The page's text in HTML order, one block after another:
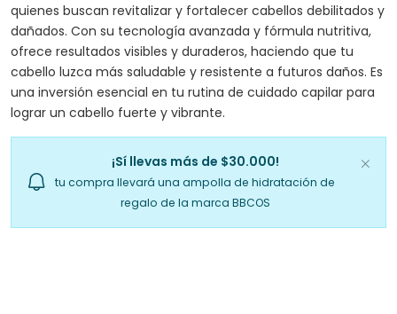
quienes buscan revitalizar y fortalecer cabellos debilitados y
dañados. Con su tecnología avanzada y fórmula nutritiva,
ofrece resultados visibles y duraderos, haciendo que tu
cabello luzca más saludable y resistente a futuros daños. Es
una inversión esencial en tu rutina de cuidado capilar para
lograr un cabello fuerte y vibrante.
¡Sí llevas más de $30.000!
tu compra llevará una ampolla de hidratación de
regalo de la marca BBCOS